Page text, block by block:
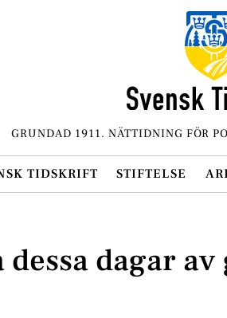
GRUNDAD 1911. NÄTTIDNING FÖR
TIDSKRIFT STIFTELSE
dagar